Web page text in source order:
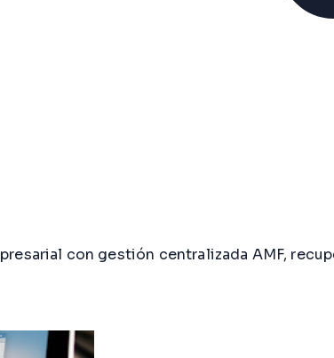
con gestión centralizada AMF,